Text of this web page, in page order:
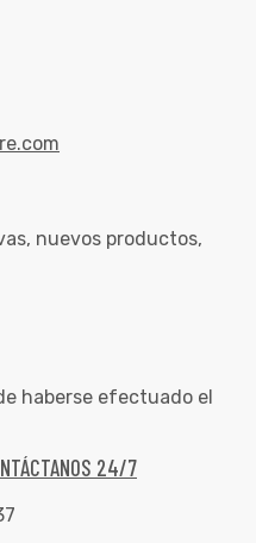
nuevos productos,
haberse efectuado el
24/7